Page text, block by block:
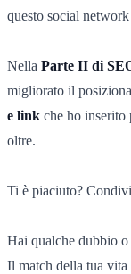
questo social
Nella Parte II di
migliorato il
e link che ho
oltre.
Ti è piaciuto?
Hai qualche dubbio
Il match della tua vita